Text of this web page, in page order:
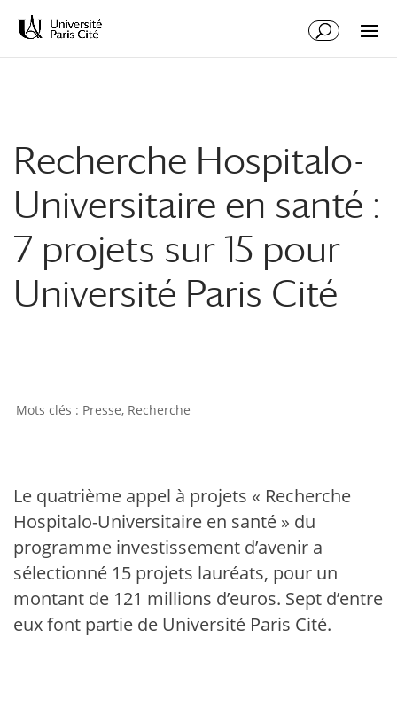
Recherche Hospitalo-
Universitaire en santé :
7 projets sur 15 pour
Université Paris Cité
Presse, Recherche
Le quatrième appel à projets « Recherche
Hospitalo-Universitaire en santé » du
programme investissement d’avenir a
sélectionné 15 projets lauréats, pour un
montant de 121 millions d’euros. Sept d’entre
eux font partie de Université Paris Cité.